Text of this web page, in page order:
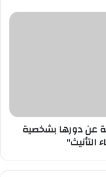
عن دورها بشخصية
التأنيث"